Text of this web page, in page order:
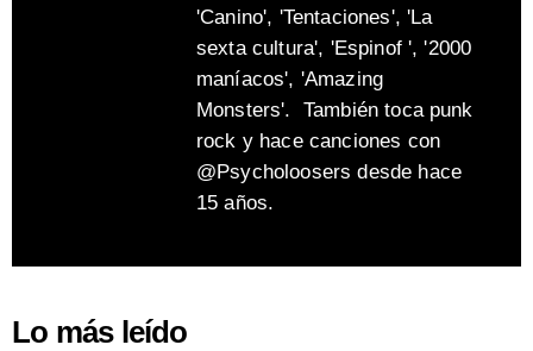
'Canino', 'Tentaciones', 'La
sexta cultura', 'Espinof ', '2000
maníacos', 'Amazing
Monsters'. También toca punk
rock y hace canciones con
@Psycholoosers desde hace
15 años.
Lo más leído